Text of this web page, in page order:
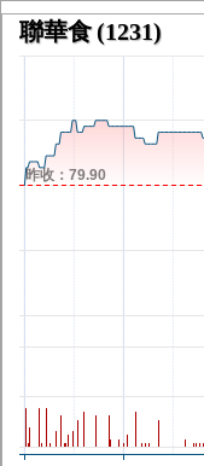
聯華食(1231)
昨收：79.90